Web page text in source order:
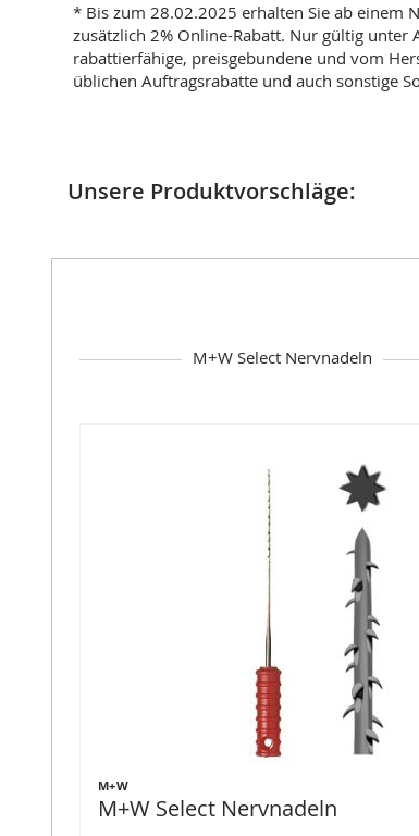
* Bis zum 28.02.2025 erhalten Sie ab einem
zusätzlich 2% Online-Rabatt. Nur gültig unter
rabattierfähige, preisgebundene und vom
üblichen Auftragsrabatte und auch sonstige
Unsere Produktvorschläge:
M+W Select Nervnadeln
M+W
M+W Select Nervnadeln